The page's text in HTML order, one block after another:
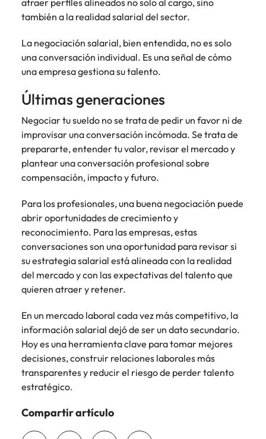
atraer perfiles alineados no solo al cargo, sino
también a la realidad salarial del sector.
La negociación salarial, bien entendida, no es solo
una conversación individual. Es una señal de cómo
una empresa gestiona su talento.
Últimas generaciones
Negociar tu sueldo no se trata de pedir un favor ni de
improvisar una conversación incómoda. Se trata de
prepararte, entender tu valor, revisar el mercado y
plantear una conversación profesional sobre
compensación, impacto y futuro.
Para los profesionales, una buena negociación puede
abrir oportunidades de crecimiento y
reconocimiento. Para las empresas, estas
conversaciones son una oportunidad para revisar si
su estrategia salarial está alineada con la realidad
del mercado y con las expectativas del talento que
quieren atraer y retener.
En un mercado laboral cada vez más competitivo, la
información salarial dejó de ser un dato secundario.
Hoy es una herramienta clave para tomar mejores
decisiones, construir relaciones laborales más
transparentes y reducir el riesgo de perder talento
estratégico.
Compartir artículo